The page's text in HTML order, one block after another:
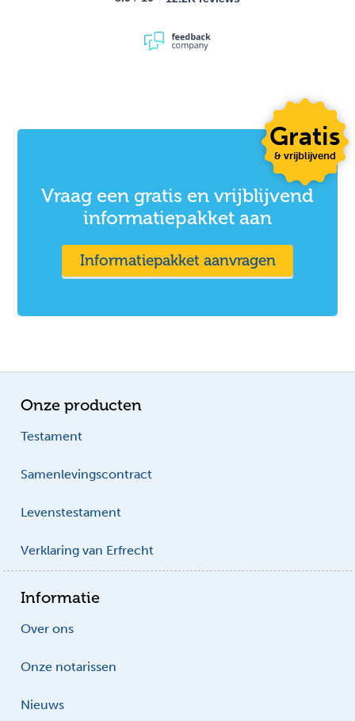
Vraag een gratis en vrijblijvend
informatiepakket aan
Informatiepakket aanvragen
Gratis
& vrijblijvend
Onze producten
Testament
Samenlevingscontract
Levenstestament
Verklaring van Erfrecht
Informatie
Over ons
Onze notarissen
Nieuws